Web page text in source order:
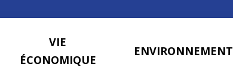
VIE
ÉCONOMIQUE
ENVIRONNEMENT